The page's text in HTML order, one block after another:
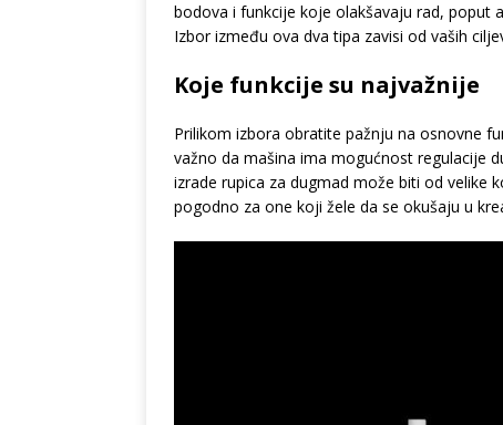
bodova i funkcije koje olakšavaju rad, poput
Izbor između ova dva tipa zavisi od vaših
Koje funkcije su najvažnije
Prilikom izbora obratite pažnju na osnovne
važno da mašina ima mogućnost regulacije
izrade rupica za dugmad može biti od velike
pogodno za one koji žele da se okušaju u